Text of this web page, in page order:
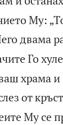
Му:
двама
Го
храма
от
Му се